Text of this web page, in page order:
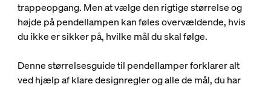
trappeopgang. Men at vælge den rigtige størrelse og
højde på pendellampen kan føles overvældende, hvis
du ikke er sikker på, hvilke mål du skal følge.
Denne størrelsesguide til pendellamper forklarer alt
ved hjælp af klare designregler og alle de mål, du har